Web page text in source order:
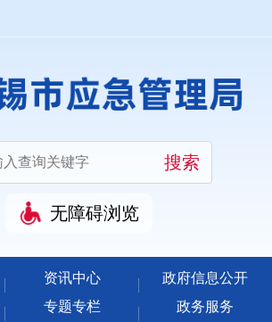
无障碍浏览
资讯中心
政府信息公开
专题专栏 政务服务